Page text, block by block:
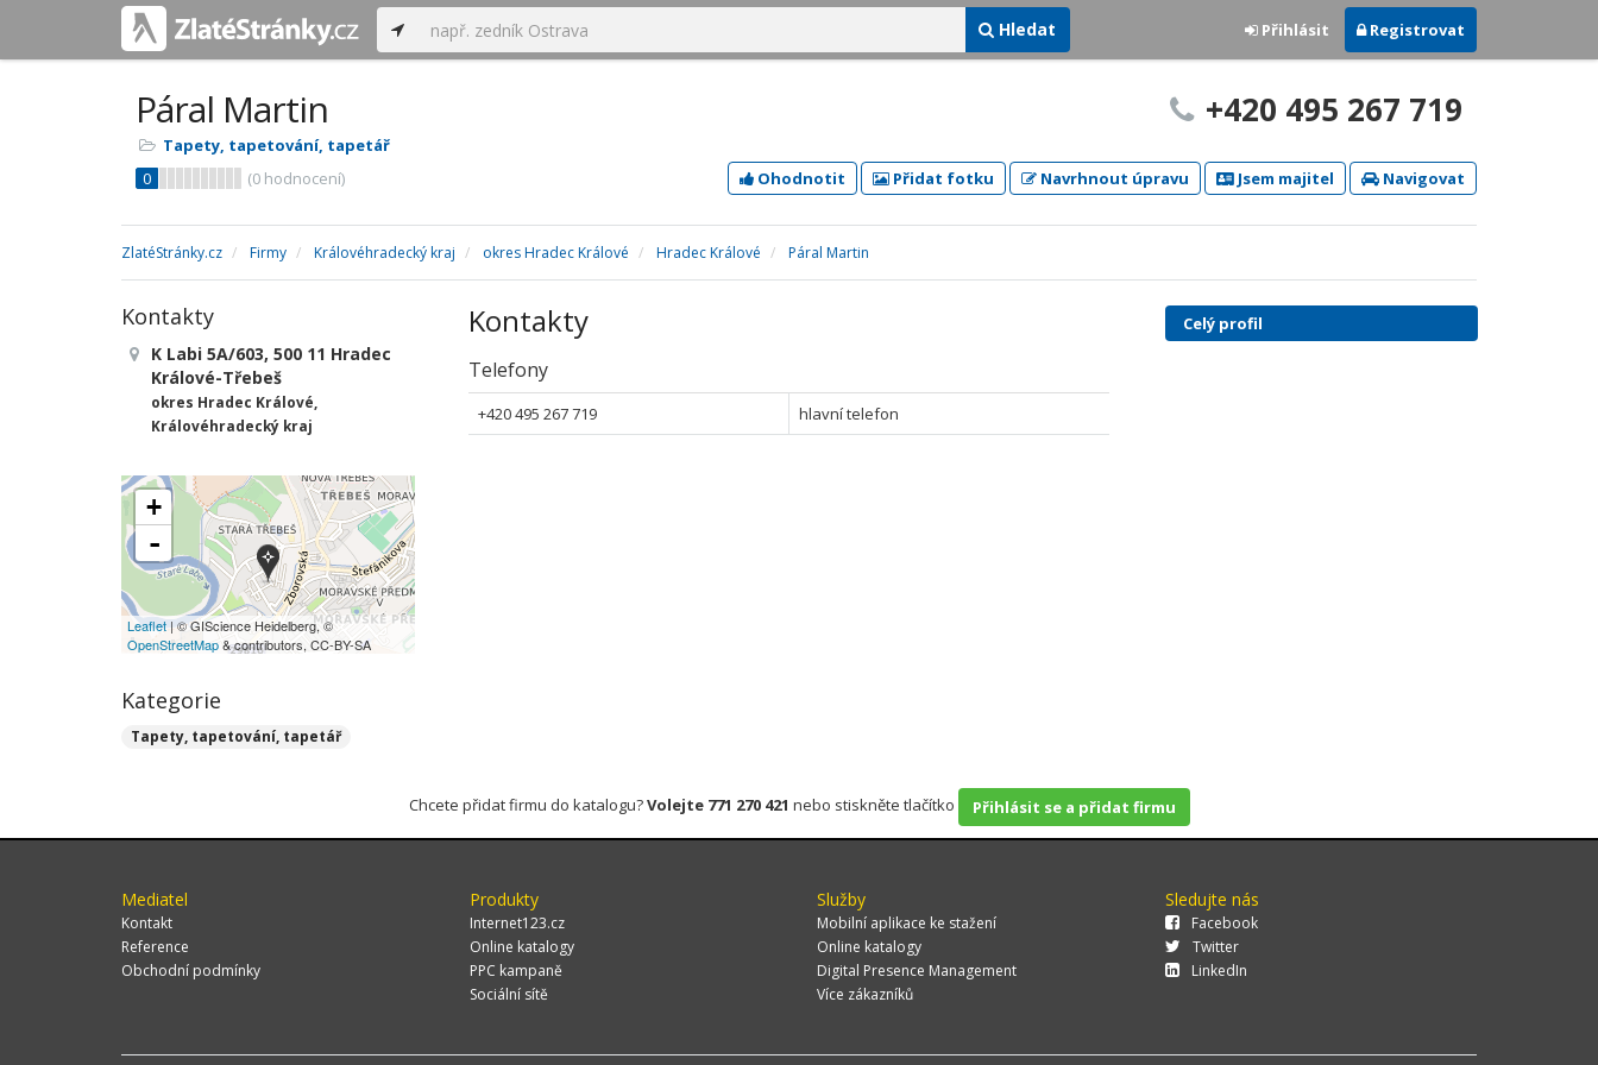
Hledat Přihlásit Registrovat
Páral Martin
Tapety, tapetování, tapetář
0
(0 hodnocení)
+420 495 267 719
Ohodnotit Přidat fotku Navrhnout úpravu Jsem majitel Navigovat
ZlatéStránky.cz Firmy Královéhradecký kraj okres Hradec Králové Hradec Králové Páral Martin
Kontakty
Telefony
+420 495 267 719 hlavní telefon
Kontakty
K Labi 5A/603, 500 11 Hradec
Králové-Třebeš
okres Hradec Králové,
Královéhradecký kraj
+
-
Leaflet| © GIScience Heidelberg, ©
OpenStreetMap& contributors, CC-BY-SA
Kategorie
Tapety, tapetování, tapetář
Celý profil
Chcete přidat firmu do katalogu?Volejte 771 270 421 nebo stiskněte tlačítko Přihlásit se a přidat firmu
Mediatel
Kontakt
Reference
Obchodní podmínky
Produkty
Internet123.cz
Online katalogy
PPC kampaně
Sociální sítě
Služby
Mobilní aplikace ke stažení
Online katalogy
Digital Presence Management
Více zákazníků
Sledujte nás
Facebook
Twitter
LinkedIn